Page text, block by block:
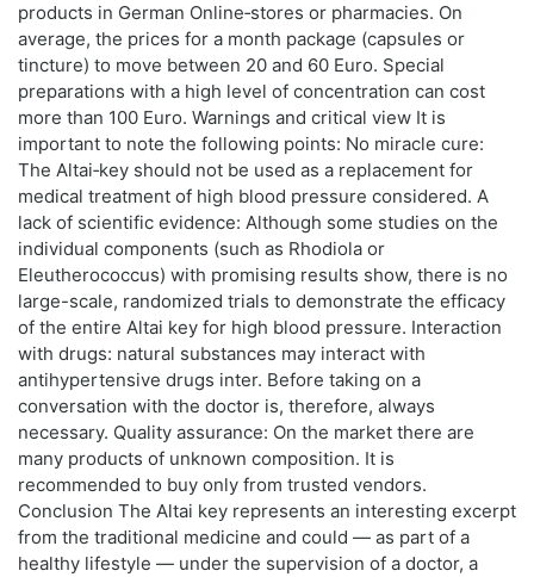
products in German Online‑stores or pharmacies. On
average, the prices for a month package (capsules or
tincture) to move between 20 and 60 Euro. Special
preparations with a high level of concentration can cost
more than 100 Euro. Warnings and critical view It is
important to note the following points: No miracle cure:
The Altai‑key should not be used as a replacement for
medical treatment of high blood pressure considered. A
lack of scientific evidence: Although some studies on the
individual components (such as Rhodiola or
Eleutherococcus) with promising results show, there is no
large-scale, randomized trials to demonstrate the efficacy
of the entire Altai key for high blood pressure. Interaction
with drugs: natural substances may interact with
antihypertensive drugs inter. Before taking on a
conversation with the doctor is, therefore, always
necessary. Quality assurance: On the market there are
many products of unknown composition. It is
recommended to buy only from trusted vendors.
Conclusion The Altai key represents an interesting excerpt
from the traditional medicine and could — as part of a
healthy lifestyle — under the supervision of a doctor, a